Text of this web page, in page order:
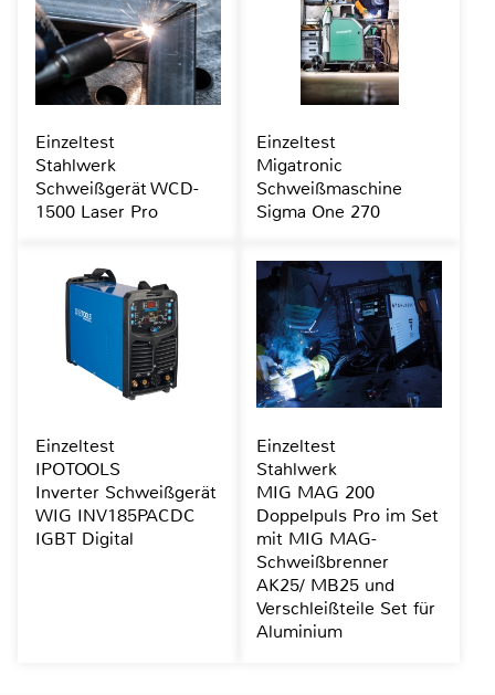
Einzeltest
Stahlwerk
Schweißgerät WCD-
1500 Laser Pro
Einzeltest
Migatronic
Schweißmaschine
Sigma One 270
Einzeltest
IPOTOOLS
Inverter Schweißgerät
WIG INV185PACDC
IGBT Digital
Einzeltest
Stahlwerk
MIG MAG 200
Doppelpuls Pro im Set
mit MIG MAG-
Schweißbrenner
AK25/ MB25 und
Verschleißteile Set für
Aluminium